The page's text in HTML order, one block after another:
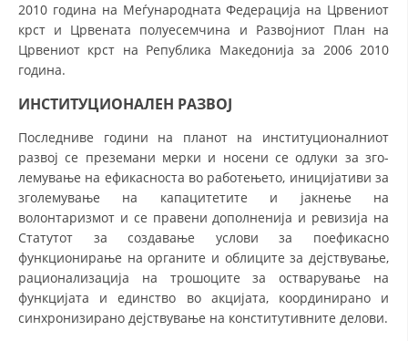
ДОГОВОРИ
ЗНАЧЕЊЕ НА СЛУЖБАТА ЗА БАРАЊЕ
ПРВА ПОМОШ
ИНФОРМАЦИИ ЗА БОЛЕСТИ
МЕНАЏМЕНТ НА ВОЛОНТЕРИ
2010 година на Меѓународната Фе­де­рација на Црвениот
крст и Црвената по­луе­се­­мчи­на и Развојниот План на
Црвениот крст на Репу­бли­ка Македонија за 2006 2010
година.
ИНСТИТУЦИОНАЛЕН РАЗВОЈ
Последниве години на планот на институционалниот
развој се преземани мерки и носени се одлуки за зго­
лемување на ефикасноста во работењето, иницијативи за
зголемување на капацитетите и јакнење на
волонтаризмот и се правени дополненија и ревизија на
Статутот за создавање услови за поефикасно
функционирање на органите и облиците за дејствување,
рационализација на трошоците за остварување на
функцијата и единство во акцијата, координирано и
синхронизирано дејствување на конститутивните делови.